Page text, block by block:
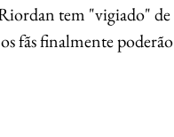
tem "vigiado" de
fãs finalmente poderão